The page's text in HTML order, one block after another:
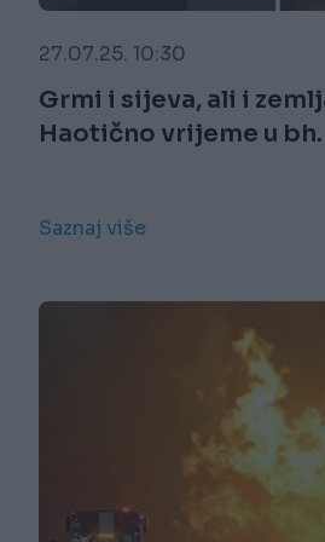
27.07.25. 10:30
Grmi i sijeva, ali i
Haotično vrijeme u bh.
Saznaj više